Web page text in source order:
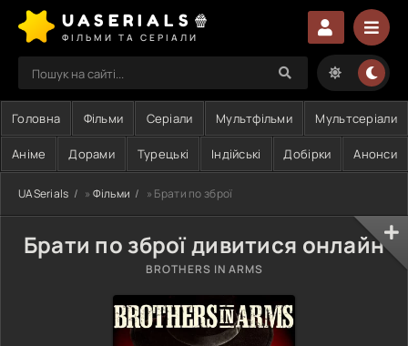
UASERIALS🍿
ФІЛЬМИ ТА СЕРІАЛИ
Головна Фільми Серіали Мультфільми Мультсеріали
Аніме Дорами Турецькі Індійські Добірки Анонси
UASerials » Фільми » Брати по зброї
Брати по зброї дивитися онлайн
BROTHERS IN ARMS